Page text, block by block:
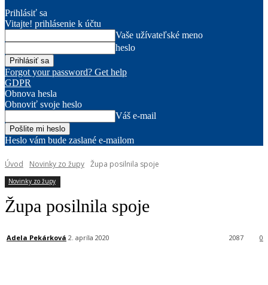
Prihlásiť sa
Vitajte! prihlásenie k účtu
Vaše užívateľské meno
heslo
Forgot your password? Get help
GDPR
Obnova hesla
Obnoviť svoje heslo
Váš e-mail
Heslo vám bude zaslané e-mailom
Úvod Novinky zo župy Župa posilnila spoje
Novinky zo župy
Župa posilnila spoje
Adela Pekárková 2. apríla 2020 0
2087